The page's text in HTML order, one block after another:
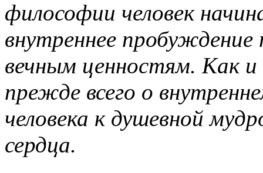
философии человек
внутреннее
вечным ценностям. Как
прежде всего о
человека к душевной
сердца.